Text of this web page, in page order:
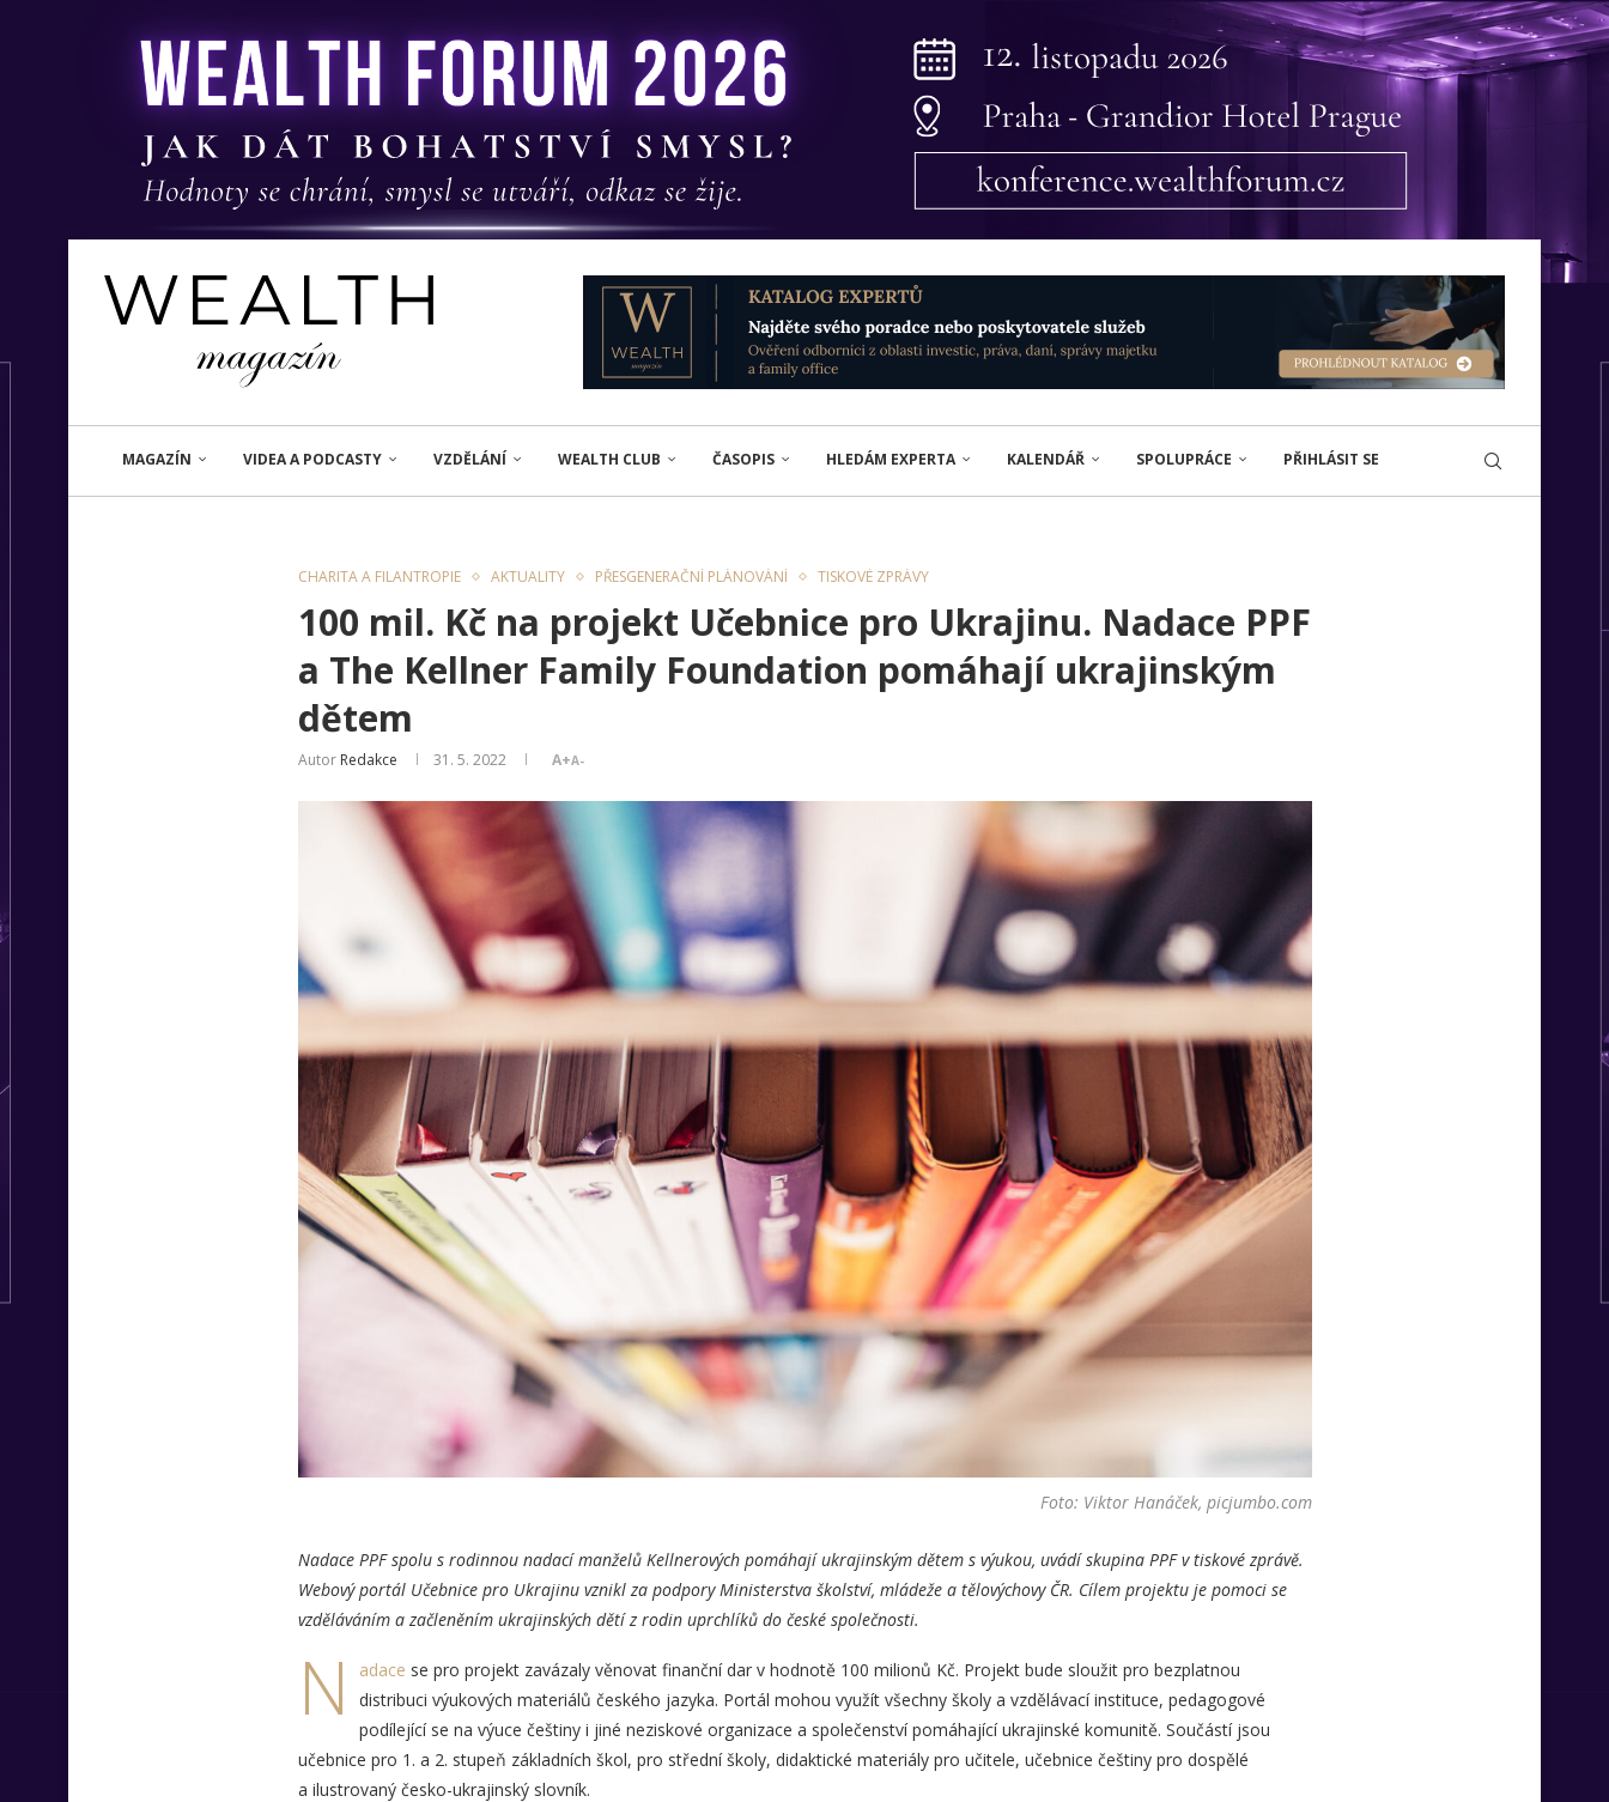
MAGAZÍN VIDEA A PODCASTY VZDĚLÁNÍ WEALTH CLUB ČASOPIS HLEDÁM EXPERTA KALENDÁŘ SPOLUPRÁCE PŘIHLÁSIT SE
CHARITA A FILANTROPIE AKTUALITY PŘESGENERAČNÍ PLÁNOVÁNÍ TISKOVÉ ZPRÁVY
100 mil. Kč na projekt Učebnice pro Ukrajinu. Nadace PPF
a The Kellner Family Foundation pomáhají ukrajinským
dětem
Autor Redakce 31. 5. 2022 A+A-
Foto: Viktor Hanáček, picjumbo.com
Nadace PPF spolu s rodinnou nadací manželů Kellnerových pomáhajíukrajinským dětem s výukou, uvádí skupina PPF v tiskové zprávě.
Webový portál Učebnice pro Ukrajinu vznikl za podpory Ministerstva školství, mládeže a tělovýchovy ČR. Cílem projektu je pomoci se
vzděláváním a začleněním ukrajinských dětí z rodin uprchlíků do české společnosti.
N adace se pro projekt zavázaly věnovat finanční dar v hodnotě 100 milionů Kč. Projekt bude sloužit pro bezplatnou
distribuci výukových materiálů českého jazyka. Portál mohou využít všechny školy a vzdělávací instituce, pedagogové
podílející se na výuce češtiny i jiné neziskové organizace a společenství pomáhající ukrajinské komunitě. Součástí jsou
učebnice pro 1. a 2. stupeň základních škol, pro střední školy, didaktické materiály pro učitele, učebnice češtiny pro dospělé
a ilustrovaný česko-ukrajinský slovník.